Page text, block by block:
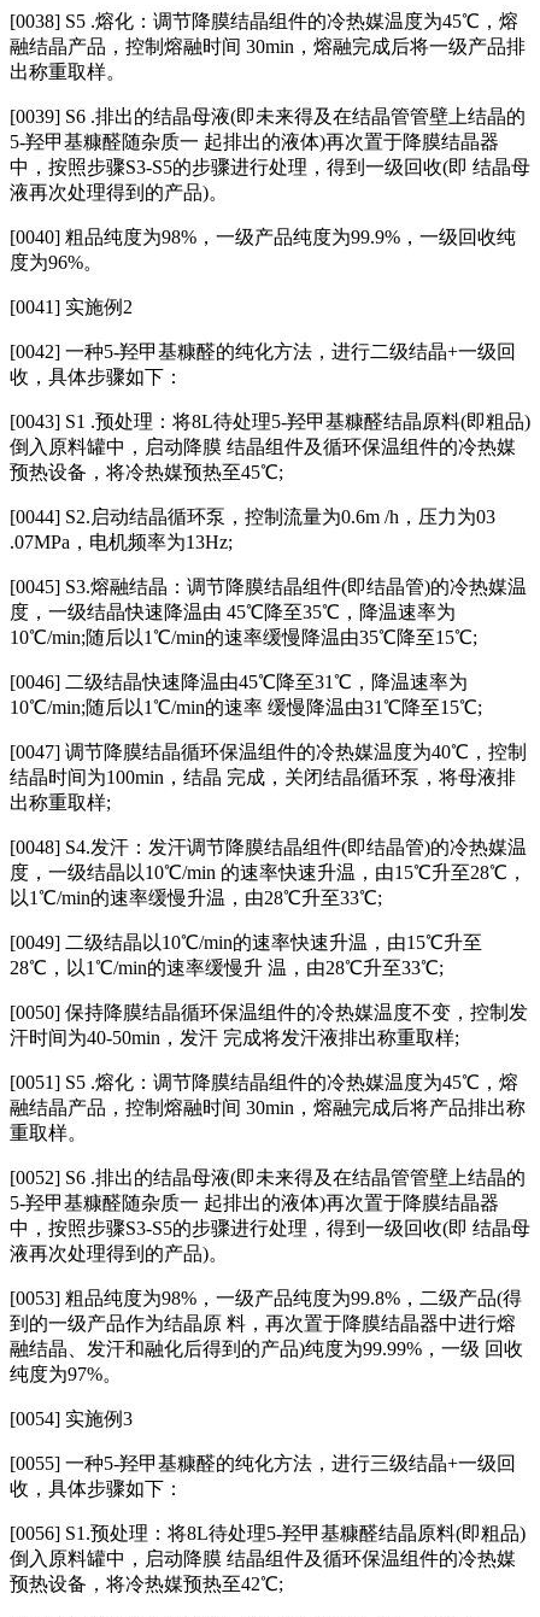
[0038] S5 .熔化：调节降膜结晶组件的冷热媒温度为45℃，熔
融结晶产品，控制熔融时间 30min，熔融完成后将一级产品排
出称重取样。
[0039] S6 .排出的结晶母液(即未来得及在结晶管管壁上结晶的
5‑羟甲基糠醛随杂质一 起排出的液体)再次置于降膜结晶器
中，按照步骤S3‑S5的步骤进行处理，得到一级回收(即 结晶母
液再次处理得到的产品)。
[0040] 粗品纯度为98%，一级产品纯度为99.9%，一级回收纯
度为96%。
[0041] 实施例2
[0042] 一种5‑羟甲基糠醛的纯化方法，进行二级结晶+一级回
收，具体步骤如下：
[0043] S1 .预处理：将8L待处理5‑羟甲基糠醛结晶原料(即粗品)
倒入原料罐中，启动降膜 结晶组件及循环保温组件的冷热媒
预热设备，将冷热媒预热至45℃;
[0044] S2.启动结晶循环泵，控制流量为0.6m /h，压力为03
.07MPa，电机频率为13Hz;
[0045] S3.熔融结晶：调节降膜结晶组件(即结晶管)的冷热媒温
度，一级结晶快速降温由 45℃降至35℃，降温速率为
10℃/min;随后以1℃/min的速率缓慢降温由35℃降至15℃;
[0046] 二级结晶快速降温由45℃降至31℃，降温速率为
10℃/min;随后以1℃/min的速率 缓慢降温由31℃降至15℃;
[0047] 调节降膜结晶循环保温组件的冷热媒温度为40℃，控制
结晶时间为100min，结晶 完成，关闭结晶循环泵，将母液排
出称重取样;
[0048] S4.发汗：发汗调节降膜结晶组件(即结晶管)的冷热媒温
度，一级结晶以10℃/min 的速率快速升温，由15℃升至28℃，
以1℃/min的速率缓慢升温，由28℃升至33℃;
[0049] 二级结晶以10℃/min的速率快速升温，由15℃升至
28℃，以1℃/min的速率缓慢升 温，由28℃升至33℃;
[0050] 保持降膜结晶循环保温组件的冷热媒温度不变，控制发
汗时间为40‑50min，发汗 完成将发汗液排出称重取样;
[0051] S5 .熔化：调节降膜结晶组件的冷热媒温度为45℃，熔
融结晶产品，控制熔融时间 30min，熔融完成后将产品排出称
重取样。
[0052] S6 .排出的结晶母液(即未来得及在结晶管管壁上结晶的
5‑羟甲基糠醛随杂质一 起排出的液体)再次置于降膜结晶器
中，按照步骤S3‑S5的步骤进行处理，得到一级回收(即 结晶母
液再次处理得到的产品)。
[0053] 粗品纯度为98%，一级产品纯度为99.8%，二级产品(得
到的一级产品作为结晶原 料，再次置于降膜结晶器中进行熔
融结晶、发汗和融化后得到的产品)纯度为99.99%，一级 回收
纯度为97%。
[0054] 实施例3
[0055] 一种5‑羟甲基糠醛的纯化方法，进行三级结晶+一级回
收，具体步骤如下：
[0056] S1.预处理：将8L待处理5‑羟甲基糠醛结晶原料(即粗品)
倒入原料罐中，启动降膜 结晶组件及循环保温组件的冷热媒
预热设备，将冷热媒预热至42℃;